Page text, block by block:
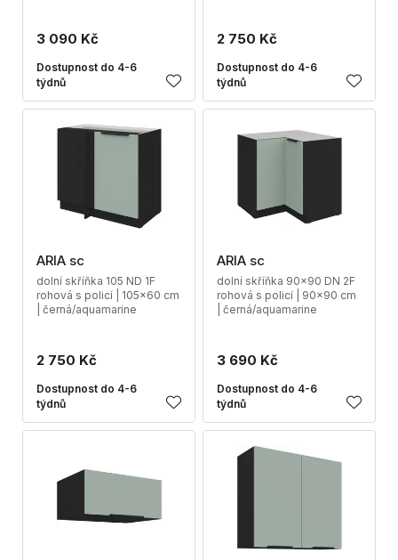
3 090 Kč
Dostupnost do 4-6
týdnů
2 750 Kč
Dostupnost do 4-6
týdnů
ARIA sc
dolní skříňka 105 ND 1F
rohová s policí | 105x60 cm
| černá/aquamarine
2 750 Kč
Dostupnost do 4-6
týdnů
ARIA sc
dolní skříňka 90x90 DN 2F
rohová s policí | 90x90 cm
| černá/aquamarine
3 690 Kč
Dostupnost do 4-6
týdnů